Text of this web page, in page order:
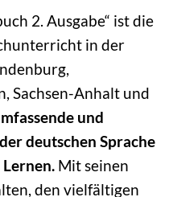
2. Ausgabe“ ist die
in der
Sachsen-Anhalt und
und
deutschen Sprache
Mit seinen
den vielfältigen